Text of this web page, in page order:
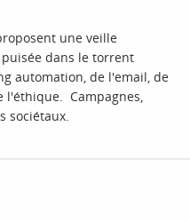
une veille
dans le torrent
automation, de l'email, de
l'éthique. Campagnes,
sociétaux.